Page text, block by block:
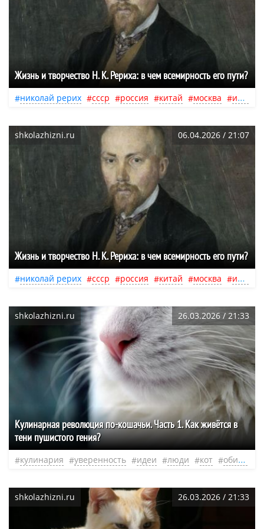
Жизнь и творчество Н. К. Рериха: в чем всемирность его пути?
николай рерих ссср россия китай москва индия
shkolazhizni.ru 06.04.2026 / 21:07
Жизнь и творчество Н. К. Рериха: в чем всемирность его пути?
николай рерих ссср россия китай москва индия
shkolazhizni.ru 26.03.2026 / 21:33
Кулинарная революция по-кошачьи. Часть 1. Как живётся в
тени пушистого гения?
кулинария уверенность идеи люди кот обида
shkolazhizni.ru 26.03.2026 / 21:33